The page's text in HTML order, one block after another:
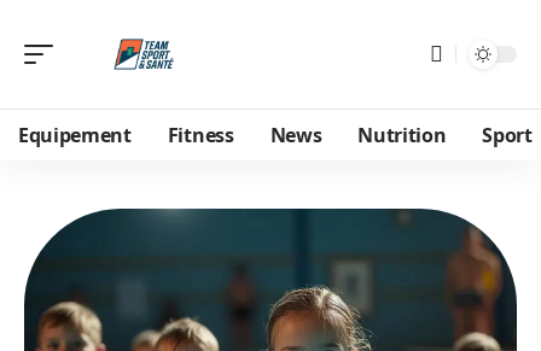
Equipement Fitness News Nutrition Sport